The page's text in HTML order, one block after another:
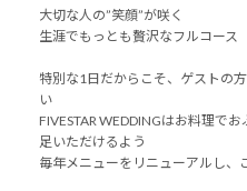
大切な人の”笑顔”が咲く
生涯でもっとも贅沢なフルコース
特別な1日だからこそ、ゲストの
い
FIVESTAR WEDDINGはお料理で
足いただけるよう
毎年メニューをリニューアルし、